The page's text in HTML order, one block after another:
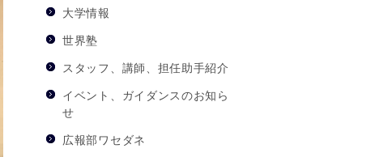
大学情報
世界塾
スタッフ、講師、担任助手紹介
イベント、ガイダンスのお知ら
せ
広報部ワセダネ